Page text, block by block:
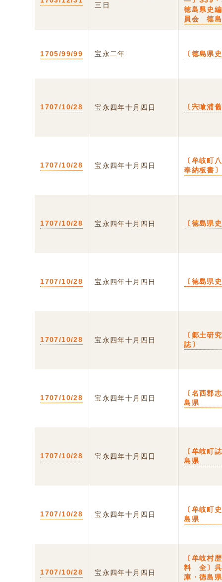
三日
徳島県史
員会 徳
1705/99/99 宝永二年 〔徳島県
1707/10/28 宝永四年十月四日 〔宍喰浦
1707/10/28 宝永四年十月四日
〔牟岐町
奉納板書〕
1707/10/28 宝永四年十月四日 〔徳島県
1707/10/28 宝永四年十月四日 〔徳島県
1707/10/28 宝永四年十月四日
〔郷土研
誌〕
1707/10/28 宝永四年十月四日
〔名西郡
島県
1707/10/28 宝永四年十月四日
〔牟岐町
島県
1707/10/28 宝永四年十月四日
〔牟岐町
島県
1707/10/28 宝永四年十月四日
〔牟岐村
料 全〕呉
庫・徳島